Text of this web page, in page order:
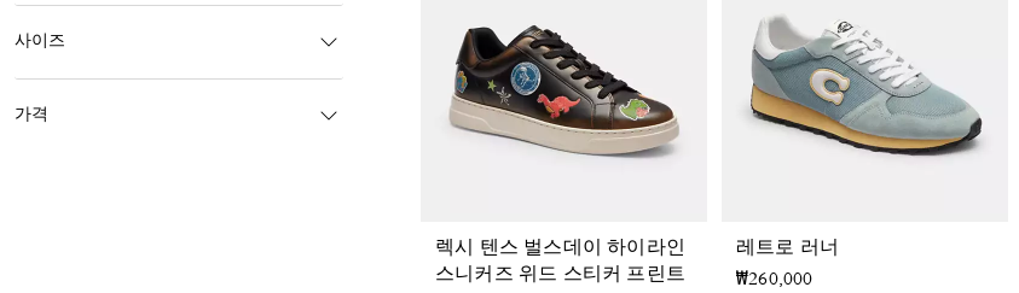
사이즈
가격
렉시 텐스 벌스데이 하이라인
스니커즈 위드 스티커 프린트
레트로 러너
₩260,000